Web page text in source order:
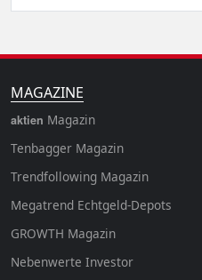
MAGAZINE
aktien Magazin
Tenbagger Magazin
Trendfollowing Magazin
Megatrend Echtgeld-Depots
GROWTH Magazin
Nebenwerte Investor